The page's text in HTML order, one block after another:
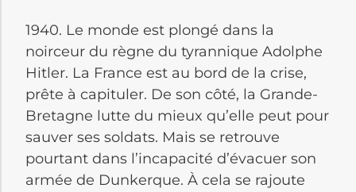
1940. Le monde est plongé dans la
noirceur du règne du tyrannique Adolphe
Hitler. La France est au bord de la crise,
prête à capituler. De son côté, la Grande-
Bretagne lutte du mieux qu’elle peut pour
sauver ses soldats. Mais se retrouve
pourtant dans l’incapacité d’évacuer son
armée de Dunkerque. À cela se rajoute